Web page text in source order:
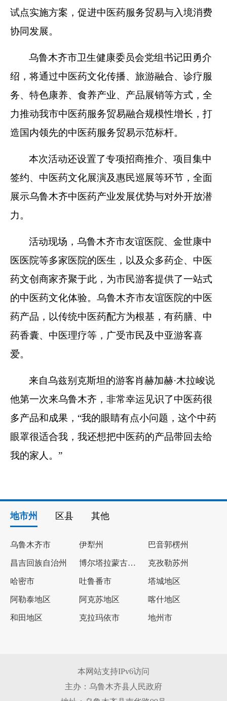
试点实施方案，促进中医药服务贸易与入境消费
协同发展。
乌鲁木齐市卫生健康委员会党组书记田勇介
绍，将通过中医药文化传播、旅游融合、诊疗服
务、特色康养、食养产业、产品展销等方式，全
力推动我市中医药服务贸易融合规模性增长，打
造国内领先的中医药服务贸易示范标杆。
本次活动还设置了专项招商推介、项目集中
签约、中医药文化展演及惠民巡展等环节，全面
展示乌鲁木齐中医药产业发展优势与对外开放潜
力。
活动现场，乌鲁木齐市友谊医院、金世康中
医医院等多家医院的医生，以及众多药企、中医
药文创商家齐聚于此，为市民游客提供了一站式
的中医药文化体验。乌鲁木齐市友谊医院的中医
药产品，以传统中医药配方为根基，有药膳、中
药香囊、中医理疗等，广受市民及中亚游客喜
爱。
来自乌兹别克斯坦的游客肖赫加赫·木拉峻说
他第一次来乌鲁木齐，非常幸运见识了中医药很
多产品和成果，“我的眼睛有点小问题，这个中药
眼罩很适合我，我还想把中医药的产品带回去给
我的家人。”
地市州 区县 其他
乌鲁木齐市 伊犁州 巴音郭楞州
昌吉回族自治州 博尔塔拉蒙古自治州 克孜勒苏州
哈密市 吐鲁番市 塔城地区
阿勒泰地区 阿克苏地区 喀什地区
和田地区 克拉玛依市 地州市
本网站支持IPv6访问
主办：乌鲁木齐县人民政府